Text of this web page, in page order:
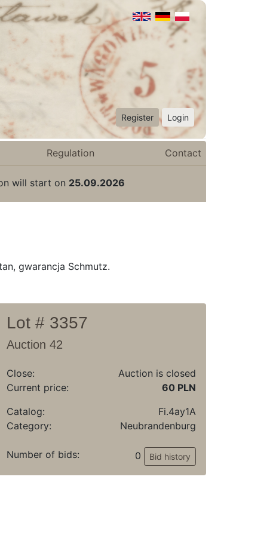
Register Login
Regulation Contact
will start on 25.09.2026
gwarancja Schmutz.
Lot # 3357
Auction 42
Close:
Auction is closed
Current price:
60 PLN
Catalog:
Fi.4ay1A
Category:
Neubrandenburg
Number of bids: 0 Bid history